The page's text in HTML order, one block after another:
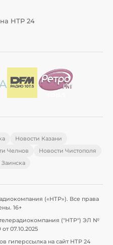
на НТР 24
Новости Казани
Челнов
Новости Чистополя
(«НТР»). Все права
16+
("НТР") ЭЛ №
07.10.2025
гиперссылка на сайт НТР 24